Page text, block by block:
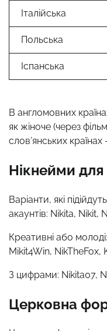
Італійська
Польська
Іспанська
В англомовних
як жіноче (через
слов’янських
Нікнейми
Варіанти, які
акаунтів: Nikita, Nikit,
Креативні або
Mikit4Win, NikTheFox,
З цифрами: Nikita07,
Церковна